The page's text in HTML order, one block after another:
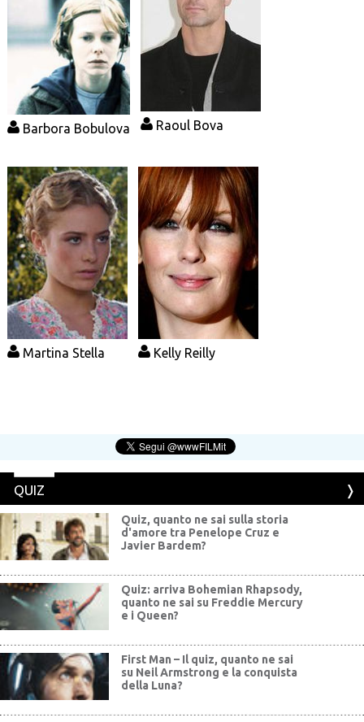
Barbora Bobulova Raoul Bova
Martina Stella Kelly Reilly
QUIZ
Quiz, quanto ne sai sulla storia
d'amore tra Penelope Cruz e
Javier Bardem?
Quiz: arriva Bohemian Rhapsody,
quanto ne sai su Freddie Mercury
e i Queen?
First Man – Il quiz, quanto ne sai
su Neil Armstrong e la conquista
della Luna?